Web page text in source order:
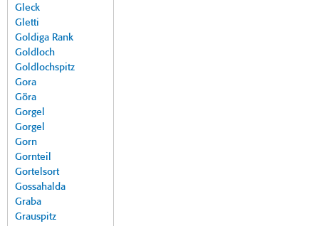
Gleck
Gletti
Goldiga Rank
Goldloch
Goldlochspitz
Gora
Göra
Gorgel
Gorgel
Gorn
Gornteil
Gortelsort
Gossahalda
Graba
Grauspitz